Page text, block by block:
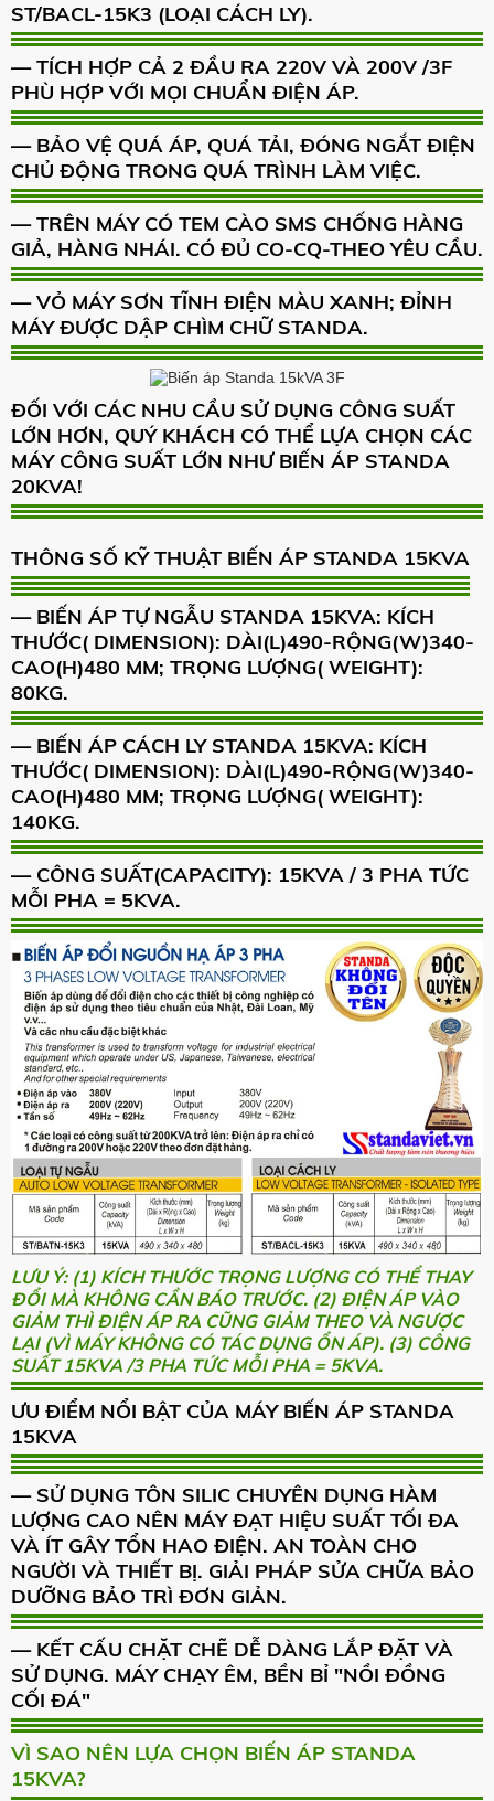
ST/BACL-15K3 (LOẠI CÁCH LY).
— TÍCH HỢP CẢ 2 ĐẦU RA 220V VÀ 200V /3F
PHÙ HỢP VỚI MỌI CHUẨN ĐIỆN ÁP.
— BẢO VỆ QUÁ ÁP, QUÁ TẢI, ĐÓNG NGẮT ĐIỆN
CHỦ ĐỘNG TRONG QUÁ TRÌNH LÀM VIỆC.
— TRÊN MÁY CÓ TEM CÀO SMS CHỐNG HÀNG
GIẢ, HÀNG NHÁI. CÓ ĐỦ CO-CQ-THEO YÊU CẦU.
— VỎ MÁY SƠN TĨNH ĐIỆN MÀU XANH; ĐỈNH
MÁY ĐƯỢC DẬP CHÌM CHỮ STANDA.
ĐỐI VỚI CÁC NHU CẦU SỬ DỤNG CÔNG SUẤT
LỚN HƠN, QUÝ KHÁCH CÓ THỂ LỰA CHỌN CÁC
MÁY CÔNG SUẤT LỚN NHƯ BIẾN ÁP STANDA
20KVA!
THÔNG SỐ KỸ THUẬT BIẾN ÁP STANDA 15KVA
— BIẾN ÁP TỰ NGẪU STANDA 15KVA: KÍCH
THƯỚC( DIMENSION): DÀI(L)490-RỘNG(W)340-
CAO(H)480 MM; TRỌNG LƯỢNG( WEIGHT):
80KG.
— BIẾN ÁP CÁCH LY STANDA 15KVA: KÍCH
THƯỚC( DIMENSION): DÀI(L)490-RỘNG(W)340-
CAO(H)480 MM; TRỌNG LƯỢNG( WEIGHT):
140KG.
— CÔNG SUẤT(CAPACITY): 15KVA / 3 PHA TỨC
MỖI PHA = 5KVA.
LƯU Ý: (1) KÍCH THƯỚC TRỌNG LƯỢNG CÓ THỂ THAY
ĐỔI MÀ KHÔNG CẦN BÁO TRƯỚC. (2) ĐIỆN ÁP VÀO
GIẢM THÌ ĐIỆN ÁP RA CŨNG GIẢM THEO VÀ NGƯỢC
LẠI (VÌ MÁY KHÔNG CÓ TÁC DỤNG ỔN ÁP). (3) CÔNG
SUẤT 15KVA /3 PHA TỨC MỖI PHA = 5KVA.
ƯU ĐIỂM NỔI BẬT CỦA MÁY BIẾN ÁP STANDA
15KVA
— SỬ DỤNG TÔN SILIC CHUYÊN DỤNG HÀM
LƯỢNG CAO NÊN MÁY ĐẠT HIỆU SUẤT TỐI ĐA
VÀ ÍT GÂY TỔN HAO ĐIỆN. AN TOÀN CHO
NGƯỜI VÀ THIẾT BỊ. GIẢI PHÁP SỬA CHỮA BẢO
DƯỠNG BẢO TRÌ ĐƠN GIẢN.
— KẾT CẤU CHẶT CHẼ DỄ DÀNG LẮP ĐẶT VÀ
SỬ DỤNG. MÁY CHẠY ÊM, BỀN BỈ "NỒI ĐỒNG
CỐI ĐÁ"
VÌ SAO NÊN LỰA CHỌN BIẾN ÁP STANDA
15KVA?